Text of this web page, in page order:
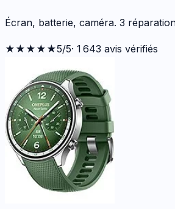
Écran, batterie, caméra. 3
★★★★★5/5· 1 643 avis vérifiés